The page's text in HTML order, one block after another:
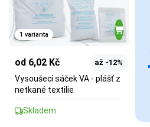
1 varianta
od 6,02 Kč až -12%
Vysoušecí sáček VA - plášť z
netkané textilie
Skladem